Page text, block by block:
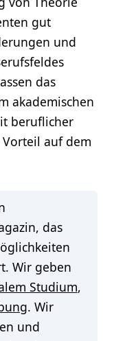
gut
und
das
akademischen
beruflicher
auf dem
das
Wir geben
Studium,
. Wir
und